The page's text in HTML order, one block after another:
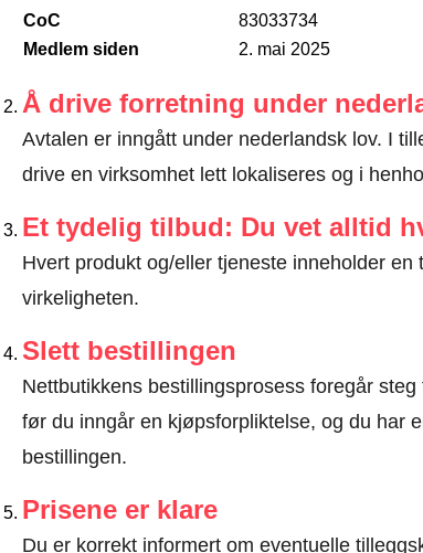
CoC
83033734
Medlem siden
2. mai 2025
Å drive forretning under
Avtalen er inngått under nederlandsk lov. I
drive en virksomhet lett lokaliseres og i
Et tydelig tilbud: Du vet alltid
Hvert produkt og/eller tjeneste inneholder
virkeligheten.
Slett bestillingen
Nettbutikkens bestillingsprosess foregår
før du inngår en kjøpsforpliktelse, og du har
bestillingen.
Prisene er klare
Du er korrekt informert om eventuelle